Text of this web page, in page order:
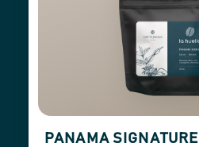
PANAMA SIGNATURE